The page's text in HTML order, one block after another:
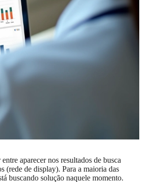
aparecer nos resultados de busca
(rede de display). Para a maioria das
buscando solução naquele momento.